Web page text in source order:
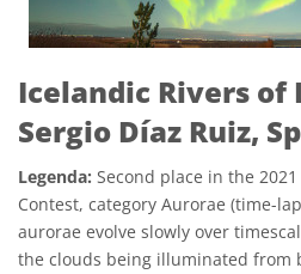
Icelandic Rivers of
Sergio Díaz Ruiz,
Legenda: Second place in the
Contest, category Aurorae (time-
aurorae evolve slowly over
the clouds being illuminated from